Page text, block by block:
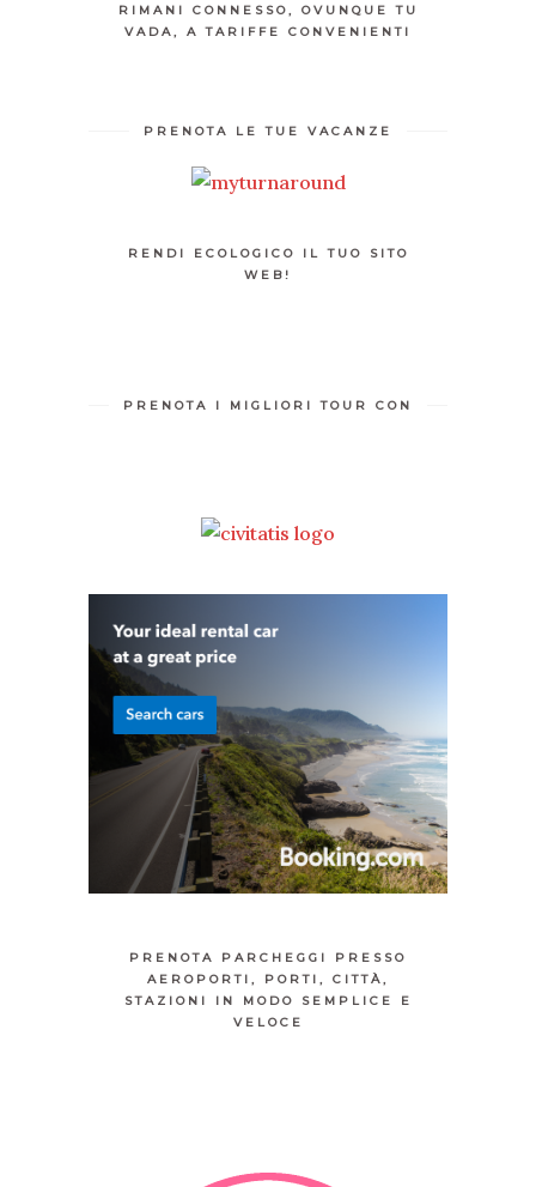
RIMANI CONNESSO, OVUNQUE TU
VADA, A TARIFFE CONVENIENTI
PRENOTA LE TUE VACANZE
RENDI ECOLOGICO IL TUO SITO
WEB!
PRENOTA I MIGLIORI TOUR CON
PRENOTA PARCHEGGI PRESSO
AEROPORTI, PORTI, CITTÀ,
STAZIONI IN MODO SEMPLICE E
VELOCE